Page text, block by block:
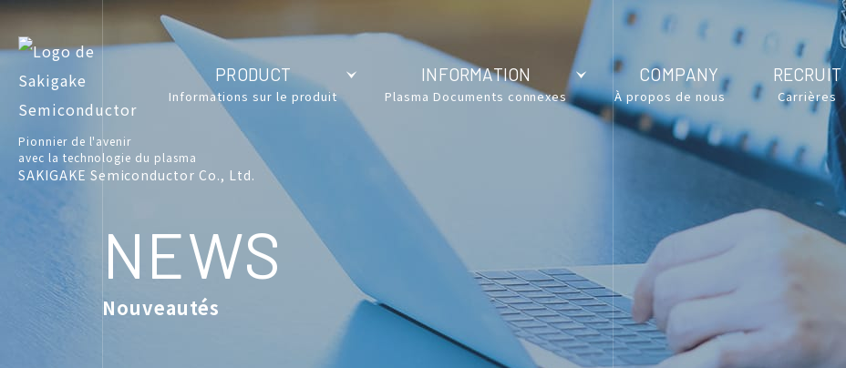
Pionnier de l'avenir
avec la technologie du plasma
SAKIGAKE Semiconductor Co., Ltd.
PRODUCT
Informations sur le produit
INFORMATION
Plasma Documents connexes
COMPANY
À propos de nous
RECRUIT
Carrières
NEWS
Nouveautés